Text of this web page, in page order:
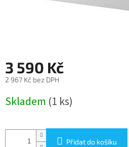
3 590 Kč
2 967 Kč bez DPH
cena:
Skladem (1 ks)
Přidat do košíku